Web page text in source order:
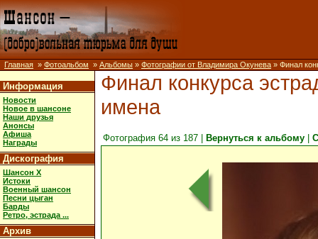
Главная » Фотоальбом » Альбомы » Фотографии от Владимира Окунева » Финал
Информация
Новости
Новое в шансоне
Наши друзья
Анонсы
Афиша
Награды
Дискография
Шансон X
Истоки
Военный шансон
Песни цыган
Барды
Ретро, эстрада ...
Архив
Финал конкурса
имена
Фотография 64 из 187 | Вернуться к альбому